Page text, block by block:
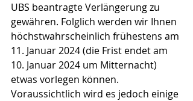
UBS beantragte Verlängerung zu
gewähren. Folglich werden wir Ihnen
höchstwahrscheinlich frühestens am
11. Januar 2024 (die Frist endet am
10. Januar 2024 um Mitternacht)
etwas vorlegen können.
Voraussichtlich wird es jedoch einige